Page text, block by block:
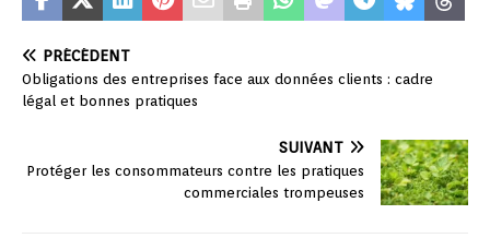
PRÉCÉDENT
Obligations des entreprises face aux données clients : cadre
légal et bonnes pratiques
SUIVANT
Protéger les consommateurs contre les pratiques
commerciales trompeuses